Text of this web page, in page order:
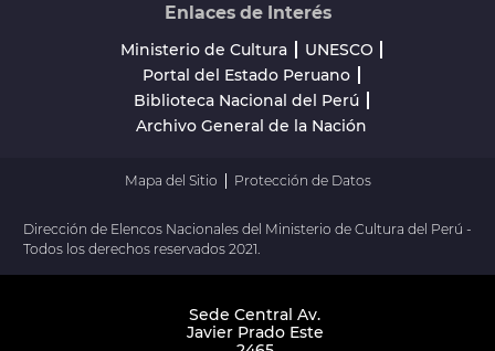
Enlaces de Interés
Ministerio de Cultura
UNESCO
Portal del Estado Peruano
Biblioteca Nacional del Perú
Archivo General de la Nación
Mapa del Sitio Protección de Datos
Dirección de Elencos Nacionales del Ministerio de Cultura del Perú -
Todos los derechos reservados 2021.
Sede Central Av.
Javier Prado Este